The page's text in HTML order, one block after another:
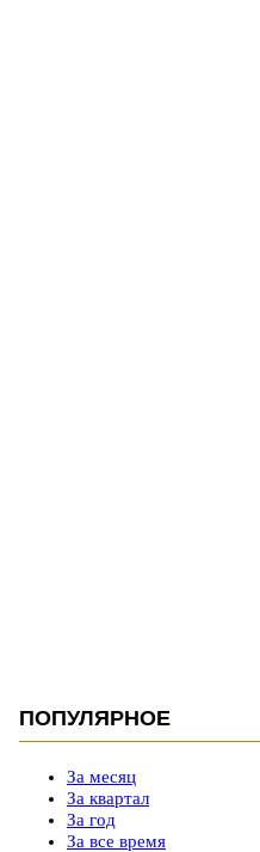
ПОПУЛЯРНОЕ
За месяц
За квартал
За год
За все время